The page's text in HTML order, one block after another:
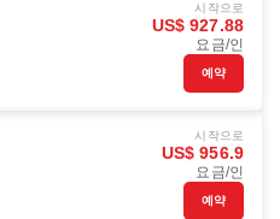
시작으로
US$ 927.88
요금/인
예약
시작으로
US$ 956.9
요금/인
예약